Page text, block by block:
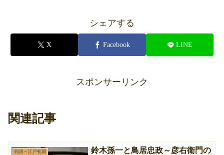
シェアする
X Facebook LINE
スポンサーリンク
関連記事
戦国～江戸初期
鈴木孫一と鳥居忠政～彦右衛門の